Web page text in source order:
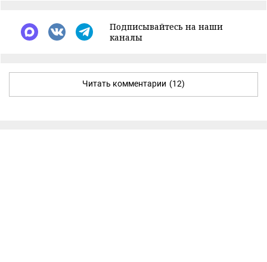
Подписывайтесь на наши
каналы
Читать комментарии (12)